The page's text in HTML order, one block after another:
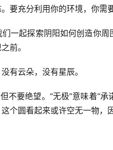
要充分利用你的环境，你需
一起探索阴阳如何创造你
前。
有云朵，没有星辰。
不要绝望。“无极”意味着“
个圆看起来或许空无一物